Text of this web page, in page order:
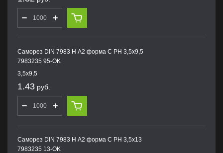
Саморез DIN 7983 H А2 форма С PH 3,5х9,5
7983235 95-OK
3,5х9,5
1.43 руб.
Саморез DIN 7983 H А2 форма С PH 3,5х13
7983235 13-OK